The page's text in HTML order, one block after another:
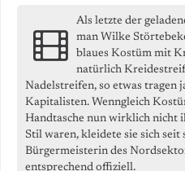
Als letzte der
man Wilke
blaues Kostüm mit
natürlich
Nadelstreifen, so etwas tragen
Kapitalisten. Wenngleich
Handtasche nun wirklich nicht
Stil waren, kleidete sie sich seit
Bürgermeisterin des
entsprechend offiziell.